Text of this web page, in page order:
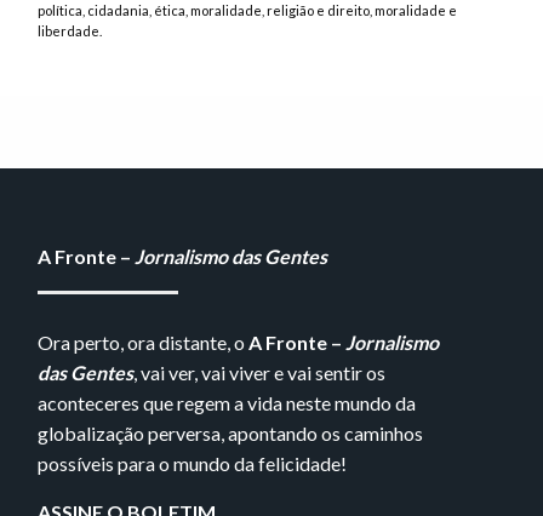
política, cidadania, ética, moralidade, religião e direito, moralidade e
liberdade.
A Fronte – Jornalismo das Gentes
Ora perto, ora distante, o A Fronte – Jornalismo
das Gentes, vai ver, vai viver e vai sentir os
aconteceres que regem a vida neste mundo da
globalização perversa, apontando os caminhos
possíveis para o mundo da felicidade!